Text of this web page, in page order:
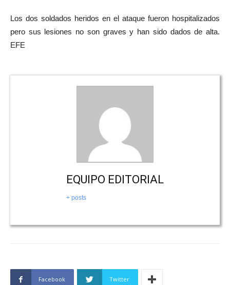
Los dos soldados heridos en el ataque fueron hospitalizados
pero sus lesiones no son graves y han sido dados de alta.
EFE
EQUIPO EDITORIAL
+ posts
Facebook Twitter